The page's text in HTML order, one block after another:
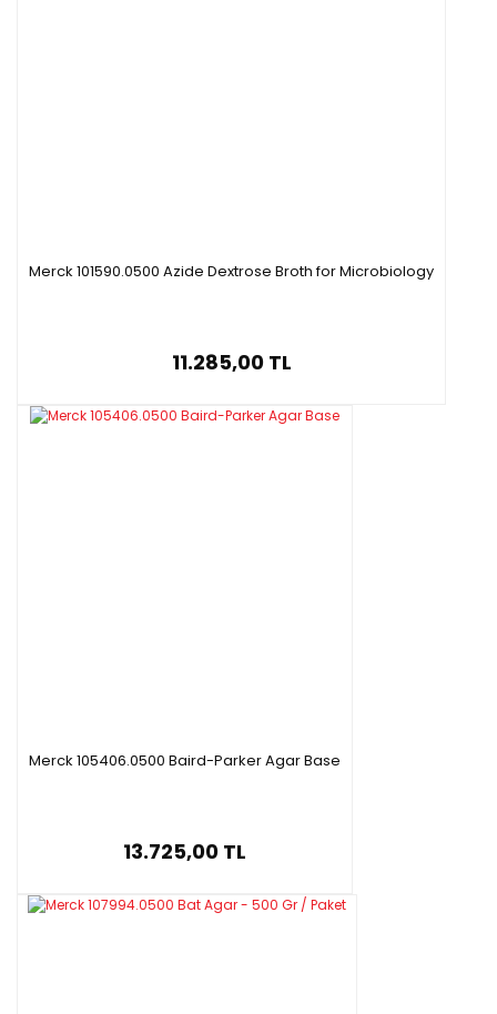
Merck 101590.0500 Azide Dextrose Broth for Microbiology
11.285,00 TL
Merck 105406.0500 Baird-Parker Agar Base
13.725,00 TL